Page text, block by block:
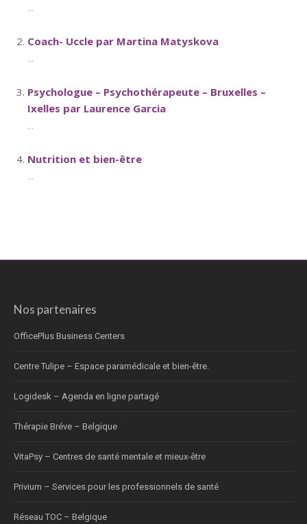
...
Coach- Uccle par Martina Matyskova
...
Psychologue – Psychothérapeute – Bruxelles –
Ixelles par Laurence Garcia
...
Nutrition et bien-être
...
Nos partenaires
OfficePlus Business Centers
Centre Tulipe – Espace paramédicale et bien-être.
Logidesk – Agenda en ligne partagé
Thérapie Bréve – Belgique
VitaPsy – Centres de santé mentale et mieux-être
Privium – Services pour les professionnels de santé
Réseau TOC – Belgique